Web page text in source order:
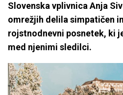
Slovenska vplivnica Anja
omrežjih delila simpatičen
rojstnodnevni posnetek, ki
med njenimi sledilci.